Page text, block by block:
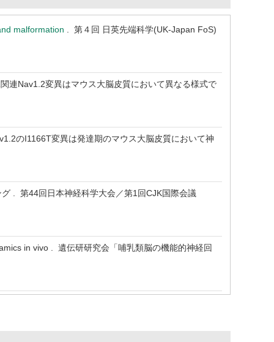
malformation . 第４回 日英先端科学(UK-Japan FoS)
連Nav1.2変異はマウス大脳皮質において異なる様式で
のI1166T変異は発達期のマウス大脳皮質において神
. 第44回日本神経科学大会／第1回CJK国際会議
in vivo . 遺伝研研究会「哺乳類脳の機能的神経回